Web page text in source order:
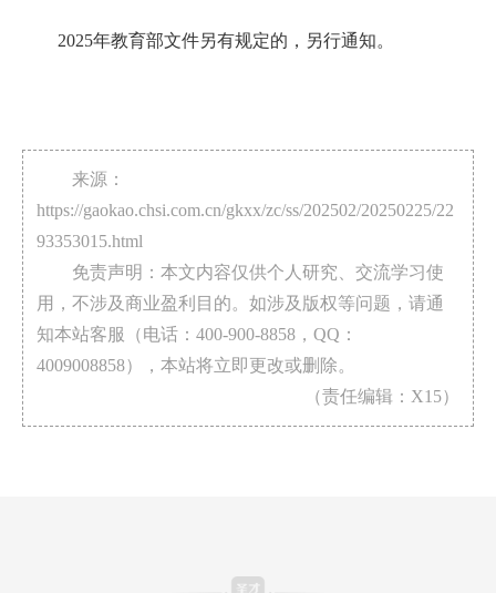
2025年教育部文件另有规定的，另行通知。
来源：
https://gaokao.chsi.com.cn/gkxx/zc/ss/202502/20250225/22
93353015.html
免责声明：本文内容仅供个人研究、交流学习使
用，不涉及商业盈利目的。如涉及版权等问题，请通
知本站客服（电话：400-900-8858，QQ：
4009008858），本站将立即更改或删除。
（责任编辑：X15）